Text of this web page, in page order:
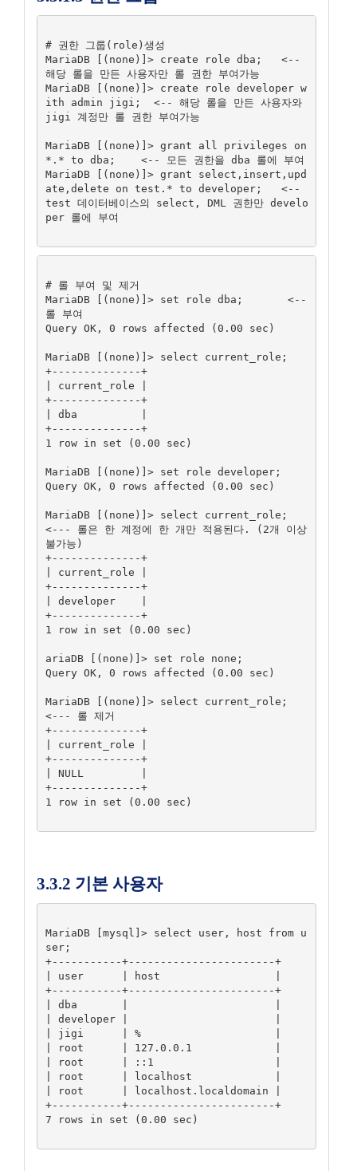
# 권한 그룹(role)생성
MariaDB [(none)]> create role dba;   <--
해당 롤을 만든 사용자만 롤 권한 부여가능
MariaDB [(none)]> create role developer w
ith admin jigi;  <-- 해당 롤을 만든 사용자와
jigi 계정만 롤 권한 부여가능
MariaDB [(none)]> grant all privileges on
*.* to dba;    <-- 모든 권한을 dba 롤에 부여
MariaDB [(none)]> grant select,insert,upd
ate,delete on test.* to developer;   <--
test 데이터베이스의 select, DML 권한만 develo
per 롤에 부여
# 롤 부여 및 제거
MariaDB [(none)]> set role dba;       <--
롤 부여
Query OK, 0 rows affected (0.00 sec)
MariaDB [(none)]> select current_role;
+--------------+
| current_role |
+--------------+
| dba          |
+--------------+
1 row in set (0.00 sec)
MariaDB [(none)]> set role developer;
Query OK, 0 rows affected (0.00 sec)
MariaDB [(none)]> select current_role;
<--- 롤은 한 계정에 한 개만 적용된다. (2개 이상
불가능)
+--------------+
| current_role |
+--------------+
| developer    |
+--------------+
1 row in set (0.00 sec)
ariaDB [(none)]> set role none;
Query OK, 0 rows affected (0.00 sec)
MariaDB [(none)]> select current_role;
<--- 롤 제거
+--------------+
| current_role |
+--------------+
| NULL         |
+--------------+
1 row in set (0.00 sec)
3.3.2 기본 사용자
MariaDB [mysql]> select user, host from u
ser;
+-----------+-----------------------+
| user      | host                  |
+-----------+-----------------------+
| dba       |                       |
| developer |                       |
| jigi      | %                     |
| root      | 127.0.0.1             |
| root      | ::1                   |
| root      | localhost             |
| root      | localhost.localdomain |
+-----------+-----------------------+
7 rows in set (0.00 sec)